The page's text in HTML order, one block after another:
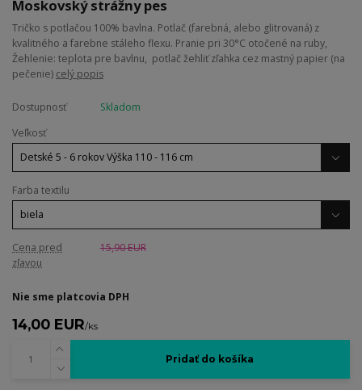
Moskovský strážny pes
Tričko s potlačou 100% bavlna. Potlač (farebná, alebo glitrovaná) z
kvalitného a farebne stáleho flexu. Pranie pri 30°C otočené na ruby,
Žehlenie: teplota pre bavlnu, potlač žehliť zľahka cez mastný papier (na
pečenie) celý popis
Dostupnosť
Skladom
Veľkosť
Farba textilu
Cena pred
zľavou
15,90 EUR
Nie sme platcovia DPH
14,00 EUR/ks
Pridať do košíka